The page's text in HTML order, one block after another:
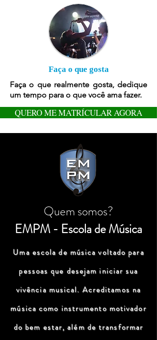
Faça o que gosta
Faça o que realmente gosta, dedique
um tempo para o que você ama fazer.
QUERO ME MATRÍCULAR AGORA
Quem somos?
EMPM - Escola de Música
Uma escola de música voltado para
pessoas que desejam iniciar sua
vivência musical. Acreditamos na
música como instrumento motivador
do bem estar, além de transformar